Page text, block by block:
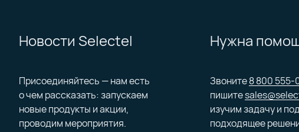
Из чего
Новости Selectel
Присоединяйтесь — нам есть
о чем рассказать: запускаем
новые продукты и акции,
проводим мероприятия.
Нужна
Звоните8 800 555-
пишите
изучим задачу и
подходящее